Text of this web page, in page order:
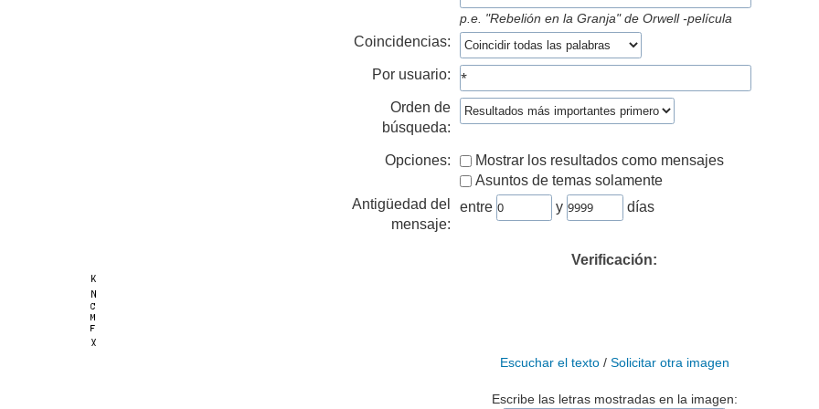
p.e. "Rebelión en la Granja" de Orwell -película
Coincidencias:
Por usuario:
Orden de
búsqueda:
Opciones:
Mostrar los resultados como mensajes
Asuntos de temas solamente
Antigüedad del
mensaje:
entre y días
Verificación:
Escuchar el texto/ Solicitar otra imagen
Escribe las letras mostradas en la imagen: